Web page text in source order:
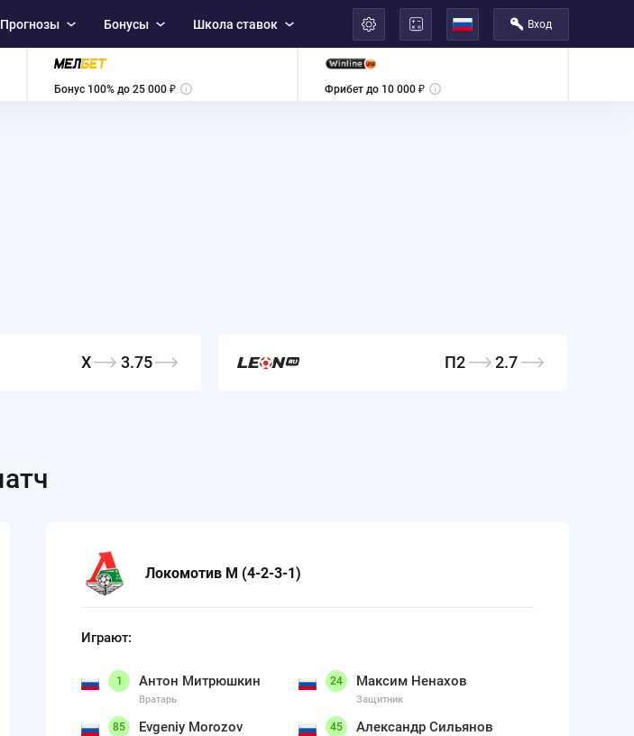
Прогнозы Бонусы Школа ставок Вход
Бонус 100% до 25 000 ₽ Фрибет до 10 000 ₽
X 3.75 П2 2.7
Локомотив М (4-2-3-1)
Играют:
1 Антон Митрюшкин
Вратарь
24 Максим Ненахов
Защитник
85 Evgeniy Morozov 45 Александр Сильянов